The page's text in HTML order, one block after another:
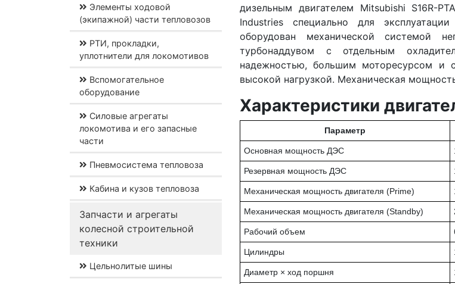
Элементы ходовой
(экипажной) части тепловозов
РТИ, прокладки,
уплотнители для локомотивов
Вспомогательное
оборудование
Силовые агрегаты
локомотива и его запасные
части
Пневмосистема тепловоза
Кабина и кузов тепловоза
Запчасти и агрегаты
колесной строительной
техники
Цельнолитые шины
дизельным двигателем Mitsubishi S16R-
Industries специально для
оборудован механической системой
турбонаддувом с отдельным
надежностью, большим моторесурсом и
высокой нагрузкой. Механическая
Характеристики
Параметр
Основная мощность ДЭС
Резервная мощность ДЭС
Механическая мощность двигателя (Prime)
Механическая мощность двигателя (Standby)
Рабочий объем
Цилиндры
Диаметр × ход поршня